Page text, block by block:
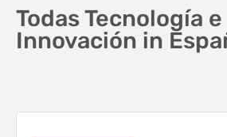
Todas Tecnología e
Innovación in